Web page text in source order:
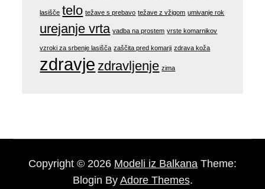
lasišče telo težave s prebavo težave z vžigom umivanje rok
urejanje vrta vadba na prostem vrste komarnikov
vzroki za srbenje lasišča zaščita pred komarji zdrava koža
zdravje zdravljenje zima
Copyright © 2026 Modeli iz Balkana Theme:
Blogin By Adore Themes.